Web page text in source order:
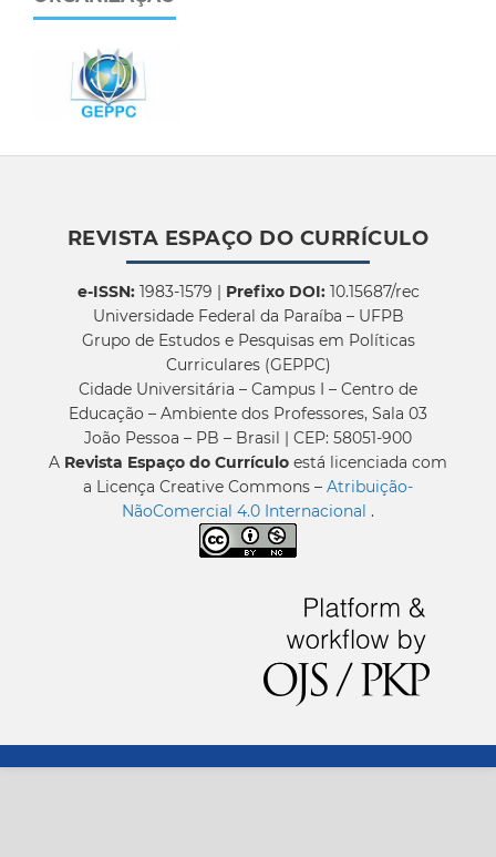
REVISTA ESPAÇO DO CURRÍCULO
e-ISSN:1983-1579 | Prefixo DOI:10.15687/rec
Universidade Federal da Paraíba – UFPB
Grupo de Estudos e Pesquisas em Políticas
Curriculares (GEPPC)
Cidade Universitária – Campus I – Centro de
Educação – Ambiente dos Professores, Sala 03
João Pessoa – PB – Brasil | CEP: 58051-900
A Revista Espaço do Currículo está licenciada com
a Licença Creative Commons – Atribuição-
NãoComercial 4.0 Internacional .